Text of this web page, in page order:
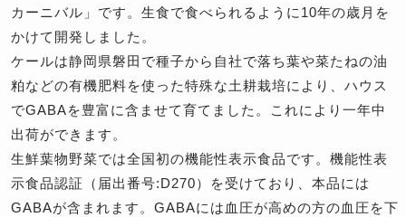
カーニバル」です。生食で食べられるように10年の歳月を
かけて開発しました。
ケールは静岡県磐田で種子から自社で落ち葉や菜たねの油
粕などの有機肥料を使った特殊な土耕栽培により、ハウス
でGABAを豊富に含ませて育てました。これにより一年中
出荷ができます。
生鮮葉物野菜では全国初の機能性表示食品です。機能性表
示食品認証（届出番号:D270）を受けており、本品には
GABAが含まれます。GABAには血圧が高めの方の血圧を下